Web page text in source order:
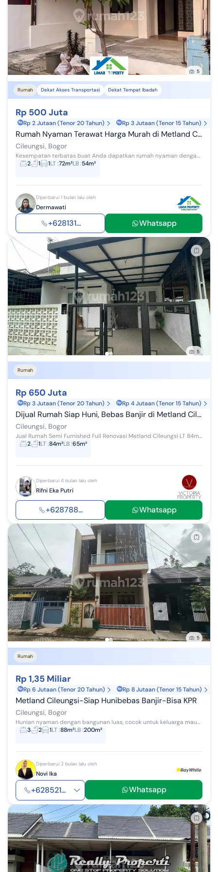
5
Rumah Dekat Akses Transportasi Dekat Tempat Ibadah
Rp 500 Juta
Rp 2 Jutaan (Tenor 20 Tahun) Rp 3 Jutaan (Tenor 15 Tahun)
Rumah Nyaman Terawat Harga Murah di Metland Cileungsi
Cileungsi, Bogor
Kesempatan terbatas buat Anda dapatkan rumah nyaman dengan return investasi tinggi di Cileungsi, Bogor. Rumah ini menawarkan kelengkapan fasilitas...
2
1 1LT:72m²LB:54m²
Diperbarui 1 bulan lalu oleh
Dermawati
+628131... Whatsapp
5
Rumah
Rp 650 Juta
Rp 3 Jutaan (Tenor 20 Tahun) Rp 4 Jutaan (Tenor 15 Tahun)
Dijual Rumah Siap Huni, Bebas Banjir di Metland Cileungsi
Cileungsi, Bogor
Jual Rumah Semi Furnished Full Renovasi Metland Cileungsi LT 84m2 LB -/+65m2 KT 2 KM 1 1 lantai Listrik 1300 watt Air Tanah Carpot + kanopi SHM ...
2
1LT:84m²LB:65m²
Diperbarui 4 bulan lalu oleh
Rifni Eka Putri
+628788... Whatsapp
5
Rumah
Rp 1,35 Miliar
Rp 6 Jutaan (Tenor 20 Tahun) Rp 8 Jutaan (Tenor 15 Tahun)
Metland Cileungsi-Siap Hunibebas Banjir-Bisa KPR
Cileungsi, Bogor
Hunian nyaman dengan bangunan luas, cocok untuk keluarga maupun investasi. Lokasi strategis di dalam kawasan perumahan yang aman dan berkembang. K...
3
2 1LT:88m²LB:200m²
Diperbarui 2 bulan lalu oleh
Novi Ika
+628521... Whatsapp